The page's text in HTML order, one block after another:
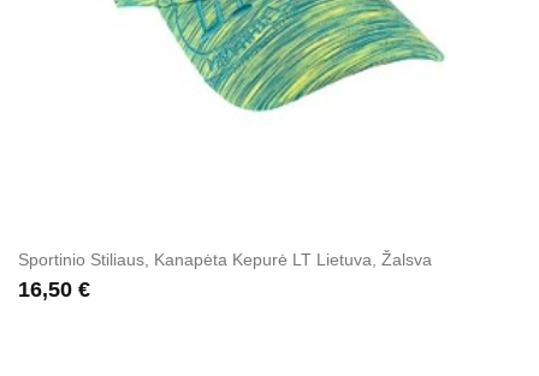
Sportinio Stiliaus, Kanapėta Kepurė LT Lietuva, Žalsva
16,50 €